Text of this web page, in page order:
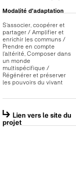
Modalité d'adaptation
S’associer, coopérer et
partager / Amplifier et
enrichir les communs /
Prendre en compte
l’altérité, Composer dans
un monde
multispécifique /
Régénérer et préserver
les pouvoirs du vivant
Lien vers le site du
projet